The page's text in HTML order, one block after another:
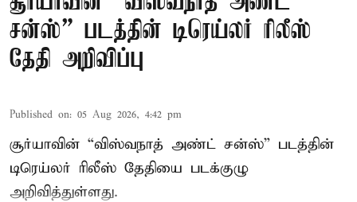
சன்ஸ்” படத்தின் டிரெய்லர் ரிலீஸ்
தேதி அறிவிப்பு
Published on: 05 Aug 2026, 4:42 pm
சூர்யாவின் “விஸ்வநாத் அண்ட் சன்ஸ்” படத்தின்
டிரெய்லர் ரிலீஸ் தேதியை படக்குழு
அறிவித்துள்ளது.